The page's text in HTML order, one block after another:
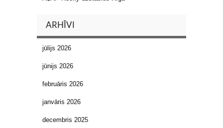
ARHĪVI
jūlijs 2026
jūnijs 2026
februāris 2026
janvāris 2026
decembris 2025